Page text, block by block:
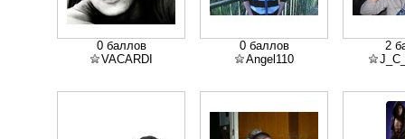
0 баллов
VACARDI
0 баллов
Angel110
2